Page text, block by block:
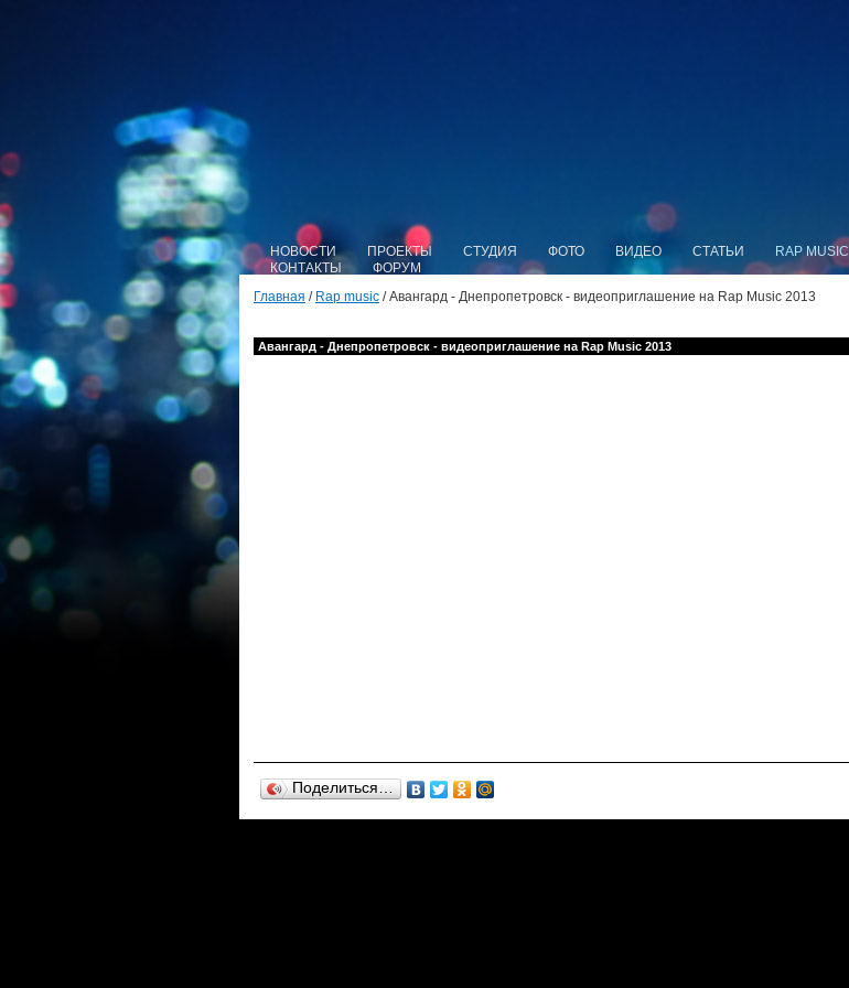
НОВОСТИ ПРОЕКТЫ СТУДИЯ ФОТО ВИДЕО СТАТЬИ RAP MUSIC
КОНТАКТЫ
ФОРУМ
Главная / Rap music / Авангард - Днепропетровск - видеоприглашение на Rap Music 2013
Авангард - Днепропетровск - видеоприглашение на Rap Music 2013
Поделиться…